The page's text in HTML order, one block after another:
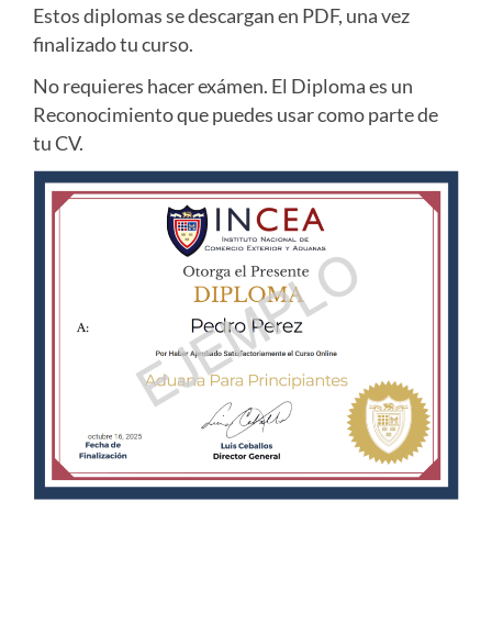
Estos diplomas se descargan en PDF, una vez
finalizado tu curso.
No requieres hacer exámen. El Diploma es un
Reconocimiento que puedes usar como parte de
tu CV.